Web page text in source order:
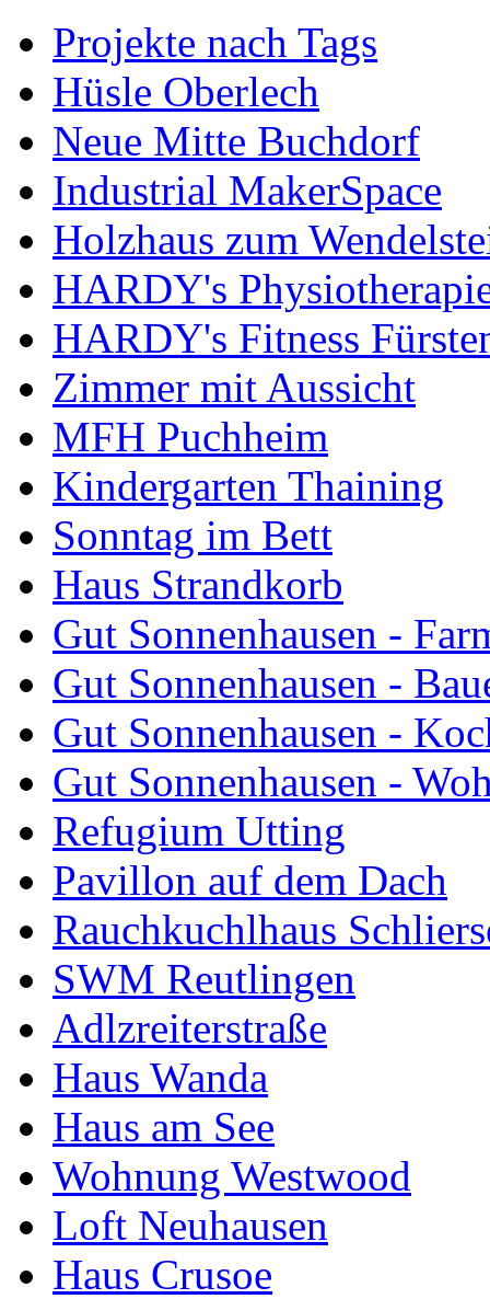
Projekte nach Tags
Hüsle Oberlech
Neue Mitte Buchdorf
Industrial MakerSpace
Holzhaus zum
HARDY's
HARDY's Fitness
Zimmer mit Aussicht
MFH Puchheim
Kindergarten Thaining
Sonntag im Bett
Haus Strandkorb
Gut Sonnenhausen -
Gut Sonnenhausen -
Gut Sonnenhausen -
Gut Sonnenhausen -
Refugium Utting
Pavillon auf dem Dach
Rauchkuchlhaus
SWM Reutlingen
Adlzreiterstraße
Haus Wanda
Haus am See
Wohnung Westwood
Loft Neuhausen
Haus Crusoe